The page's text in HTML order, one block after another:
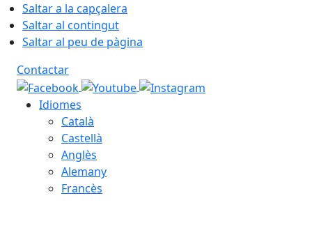
Saltar a la capçalera
Saltar al contingut
Saltar al peu de pàgina
Contactar
Idiomes
Català
Castellà
Anglès
Alemany
Francès